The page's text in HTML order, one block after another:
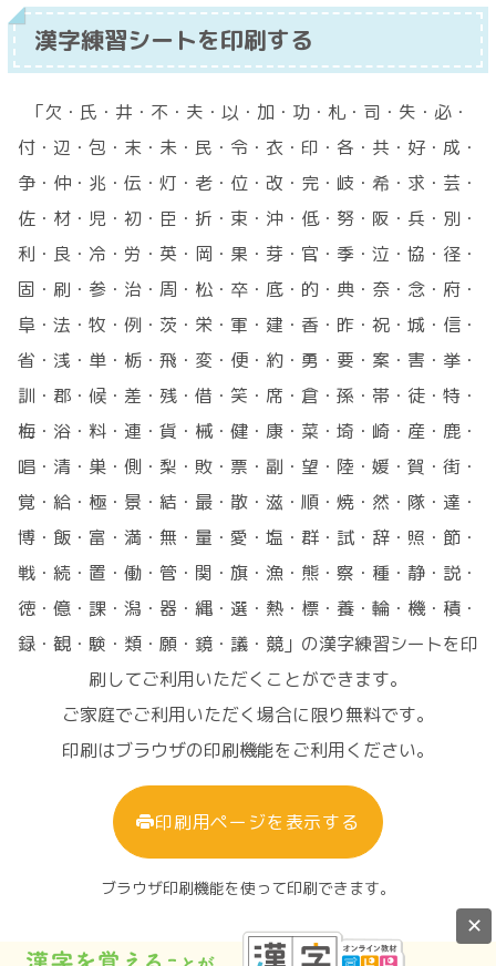
漢字練習シートを印刷する
「欠・氏・井・不・夫・以・加・功・札・司・失・必・
付・辺・包・末・未・民・令・衣・印・各・共・好・成・
争・仲・兆・伝・灯・老・位・改・完・岐・希・求・芸・
佐・材・児・初・臣・折・束・沖・低・努・阪・兵・別・
利・良・冷・労・英・岡・果・芽・官・季・泣・協・径・
固・刷・参・治・周・松・卒・底・的・典・奈・念・府・
阜・法・牧・例・茨・栄・軍・建・香・昨・祝・城・信・
省・浅・単・栃・飛・変・便・約・勇・要・案・害・挙・
訓・郡・候・差・残・借・笑・席・倉・孫・帯・徒・特・
梅・浴・料・連・貨・械・健・康・菜・埼・崎・産・鹿・
唱・清・巣・側・梨・敗・票・副・望・陸・媛・賀・街・
覚・給・極・景・結・最・散・滋・順・焼・然・隊・達・
博・飯・富・満・無・量・愛・塩・群・試・辞・照・節・
戦・続・置・働・管・関・旗・漁・熊・察・種・静・説・
徳・億・課・潟・器・縄・選・熱・標・養・輪・機・積・
録・観・験・類・願・鏡・議・競」の漢字練習シートを印
刷してご利用いただくことができます。
ご家庭でご利用いただく場合に限り無料です。
印刷はブラウザの印刷機能をご利用ください。
印刷用ページを表示する
ブラウザ印刷機能を使って印刷できます。
✕